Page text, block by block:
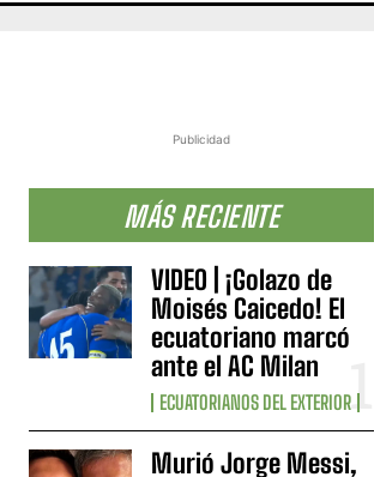
Publicidad
MÁS RECIENTE
VIDEO | ¡Golazo de
Moisés Caicedo! El
ecuatoriano marcó
ante el AC Milan
ECUATORIANOS DEL EXTERIOR
Murió Jorge Messi,